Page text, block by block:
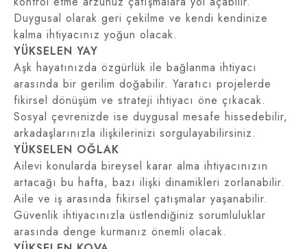
Duygusal olarak geri çekilme ve kendi kendinize
kalma ihtiyacınız yoğun olacak.
YÜKSELEN YAY
Aşk hayatınızda özgürlük ile bağlanma ihtiyacı
arasında bir gerilim doğabilir. Yaratıcı projelerde
fikirsel dönüşüm ve strateji ihtiyacı öne çıkacak.
Sosyal çevrenizde ise duygusal mesafe hissedebilir,
arkadaşlarınızla ilişkilerinizi sorgulayabilirsiniz.
YÜKSELEN OĞLAK
Ailevi konularda bireysel karar alma ihtiyacınızın
artacağı bu hafta, bazı ilişki dinamikleri zorlanabilir.
Aile ve iş arasında fikirsel çatışmalar yaşanabilir.
Güvenlik ihtiyacınızla üstlendiğiniz sorumluluklar
arasında denge kurmanız önemli olacak.